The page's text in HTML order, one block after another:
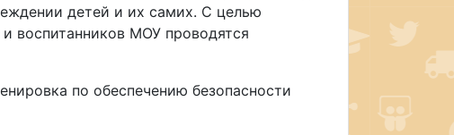
детей и их самих. С целью
воспитанников МОУ проводятся
по обеспечению безопасности